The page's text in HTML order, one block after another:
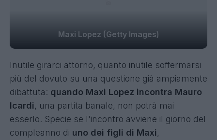
Maxi Lopez (Getty Images)
Inutile girarci attorno, quanto inutile soffermarsi
più del dovuto su una questione già ampiamente
dibattuta: quando Maxi Lopez incontra Mauro
Icardi, una partita banale, non potrà mai
esserlo. Specie se l'incontro avviene il giorno del
compleanno di uno dei figli di Maxi,